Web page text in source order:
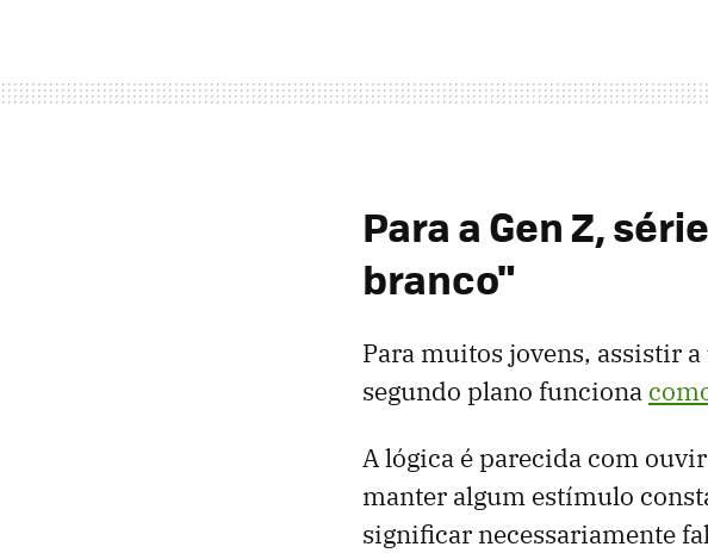
Para a Gen Z,
branco"
Para muitos jovens, assistir
segundo plano funciona
A lógica é parecida com
manter algum estímulo
significar necessariamente